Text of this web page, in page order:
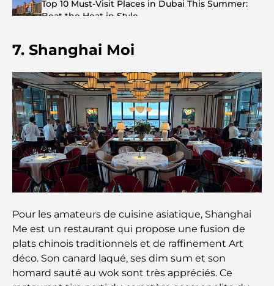
Top 10 Must-Visit Places in Dubai This Summer:
Beat the Heat in Style
Top 7 Busiest Airports in the World: Hub of Global
Abu Dhabi vs Dubai: A Practical Comparison for
Investors and Residents
Best Schools in Downtown Dubai: A Guide for
Families
Que faire à Dubaï en été : le guide ultime pour
profiter de la chaleur
Cadeaux de luxe pour hommes : des idées de
présents attentionnés et intemporels
Écoles à proximité de Palm Jumeirah : un guide
complet pour les familles
7. Shanghai Moi
Pour les amateurs de cuisine asiatique, Shanghai
Me est un restaurant qui propose une fusion de
plats chinois traditionnels et de raffinement Art
déco. Son canard laqué, ses dim sum et son
homard sauté au wok sont très appréciés. Ce